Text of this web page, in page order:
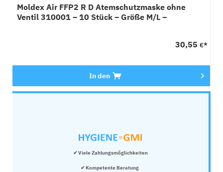
Moldex Air FFP2 R D Atemschutzmaske ohne
Ventil 310001 – 10 Stück – Größe M/L –
30,55 €*
In den
✔ Viele Zahlungsmöglichkeiten
✔ Kompetente Beratung